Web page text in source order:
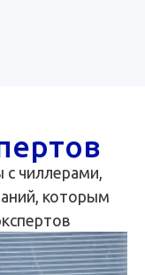
чиллерами,
которым